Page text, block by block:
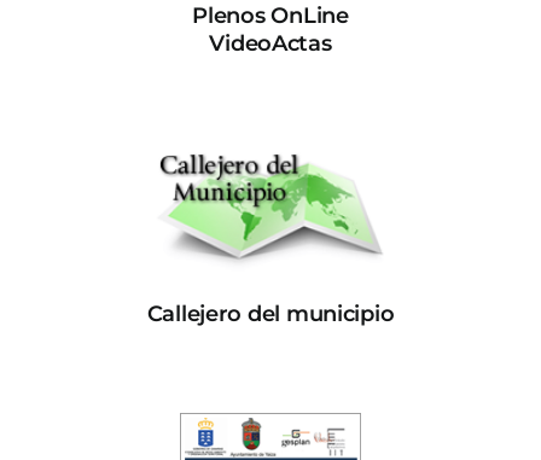
Plenos OnLine
VideoActas
Callejero del municipio